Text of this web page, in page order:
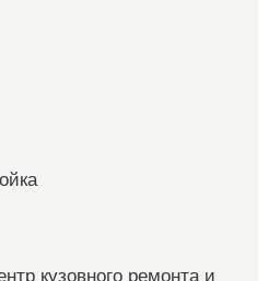
кузовного ремонта и